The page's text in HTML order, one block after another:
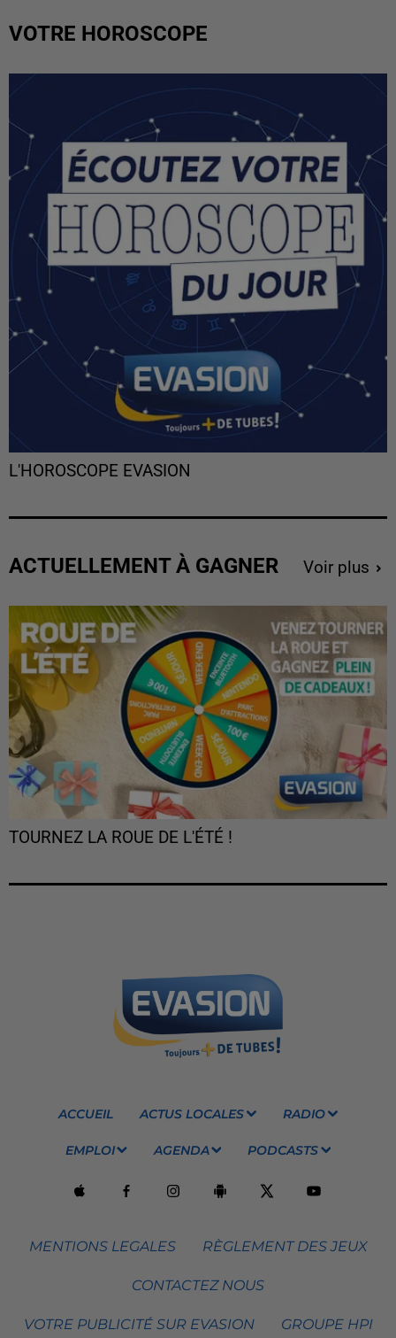
VOTRE HOROSCOPE
L'HOROSCOPE EVASION
ACTUELLEMENT À GAGNER Voir plus
TOURNEZ LA ROUE DE L'ÉTÉ !
ACCUEIL ACTUS LOCALES RADIO
EMPLOI AGENDA PODCASTS
MENTIONS LEGALES RÈGLEMENT DES JEUX
CONTACTEZ NOUS
VOTRE PUBLICITÉ SUR EVASION GROUPE HPI